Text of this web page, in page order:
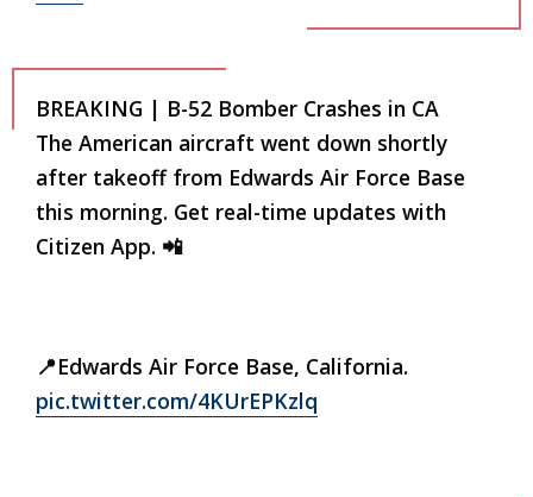
BREAKING | B-52 Bomber Crashes in CA
The American aircraft went down shortly
after takeoff from Edwards Air Force Base
this morning. Get real-time updates with
Citizen App. 📲
📍Edwards Air Force Base, California.
pic.twitter.com/4KUrEPKzlq